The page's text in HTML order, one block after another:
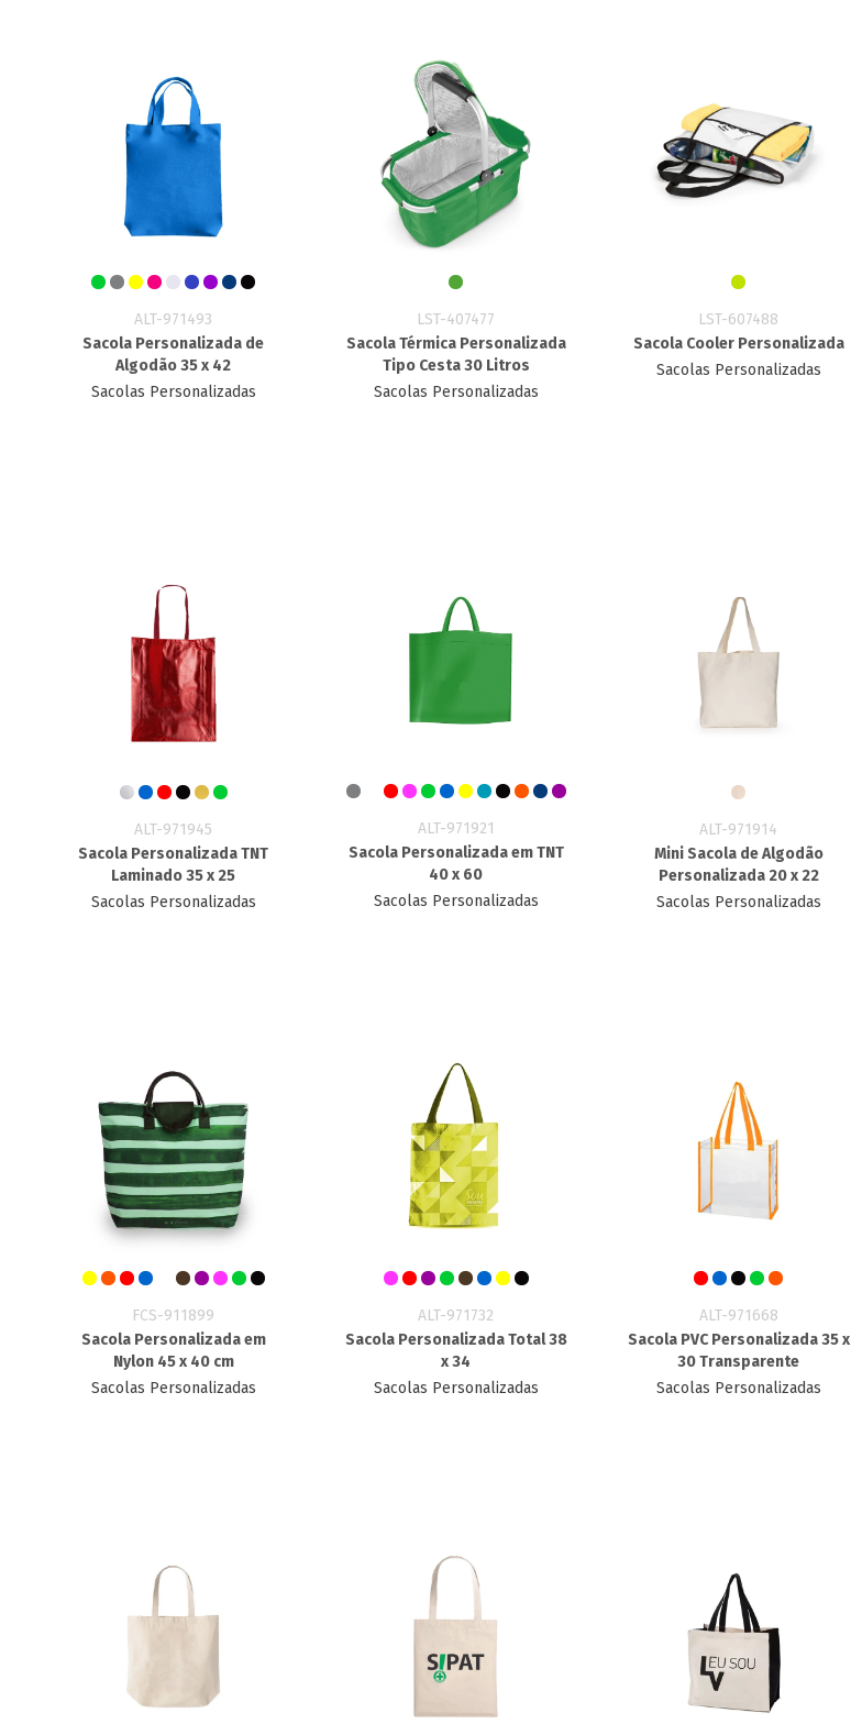
ALT-971493
Sacola Personalizada de
Algodão 35 x 42
Sacolas Personalizadas
LST-407477
Sacola Térmica Personalizada
Tipo Cesta 30 Litros
Sacolas Personalizadas
LST-607488
Sacola Cooler Personalizada
Sacolas Personalizadas
ALT-971945
Sacola Personalizada TNT​
Laminado 35 x 25
Sacolas Personalizadas
ALT-971921
Sacola Personalizada em TNT
40 x 60
Sacolas Personalizadas
ALT-971914
Mini Sacola de Algodão
Personalizada 20 x 22
Sacolas Personalizadas
FCS-911899
Sacola Personalizada em
Nylon 45 x 40 cm
Sacolas Personalizadas
ALT-971732
Sacola Personalizada Total 38
x 34
Sacolas Personalizadas
ALT-971668
Sacola PVC Personalizada 35 x
30 Transparente
Sacolas Personalizadas